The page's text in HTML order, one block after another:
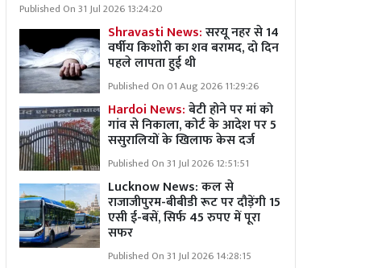
Published On 31 Jul 2026 13:24:20
Shravasti News:सरयू नहर से 14
वर्षीय किशोरी का शव बरामद, दो दिन
पहले लापता हुई थी
Published On 01 Aug 2026 11:29:26
Hardoi News:बेटी होने पर मां को
गांव से निकाला, कोर्ट के आदेश पर 5
ससुरालियों के खिलाफ केस दर्ज
Published On 31 Jul 2026 12:51:51
Lucknow News:कल से
राजाजीपुरम-बीबीडी रूट पर दौड़ेंगी 15
एसी ई-बसें, सिर्फ 45 रुपए में पूरा
सफर
Published On 31 Jul 2026 14:28:15